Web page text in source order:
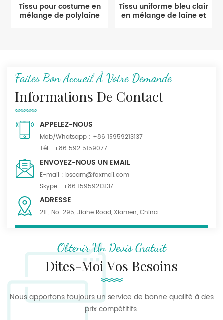
Tissu pour costume en
mélange de polylaine
Tissu uniforme bleu clair
en mélange de laine et
Faites Bon Accueil À Votre Demande
Informations De Contact
APPELEZ-NOUS
Mob/Whatsapp : +86 15959213137
Tél : +86 592 5159077
ENVOYEZ-NOUS UN EMAIL
E-mail : bscam@foxmail.com
Skype : +86 15959213137
ADRESSE
21F, No. 295, Jiahe Road, Xiamen, China.
Obtenir Un Devis Gratuit
Dites-Moi Vos Besoins
Nous apportons toujours un service de bonne qualité à des
prix compétitifs.